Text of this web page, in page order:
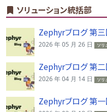
ソリューション統括部
Zephyrブログ 第三
2026 年 05 月 26 日 ソリ
Zephyrブログ 第二
2026 年 04 月 14 日 ソリ
Zephyrブログ 第一